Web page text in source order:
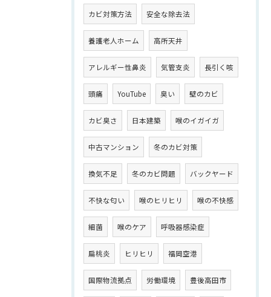
カビ対策方法 安全な除去法
養護老人ホーム 高所天井
アレルギー性鼻炎 気管支炎 長引く咳
頭痛 YouTube 臭い 壁のカビ
カビ臭さ 日本建築 喉のイガイガ
中古マンション 冬のカビ対策
換気不足 冬のカビ問題 バックヤード
不快な匂い 喉のヒリヒリ 喉の不快感
細菌 喉のケア 呼吸器感染症
扁桃炎 ヒリヒリ 福岡空港
国際物流拠点 労働環境 豊後高田市